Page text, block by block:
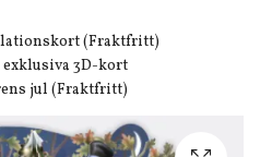
(Fraktfritt)
3D-kort
jul (Fraktfritt)